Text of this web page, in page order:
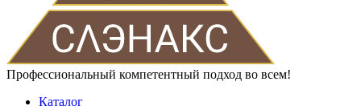
Профессиональный компетентный подход во всем!
Каталог